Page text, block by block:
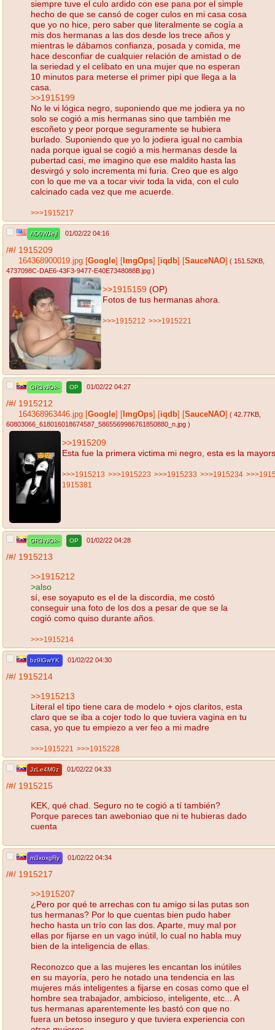
siempre tuve el culo ardido con ese pana por el simple
hecho de que se cansó de coger culos en mi casa cosa
que yo no hice, pero saber que literalmente se cogía a
mis dos hermanas a las dos desde los trece años y
mientras le dábamos confianza, posada y comida, me
hace desconfiar de cualquier relación de amistad o de
la seriedad y el celibato en una mujer que no esperan
10 minutos para meterse el primer pipí que llega a la
casa.
>>1915199
No le vi lógica negro, suponiendo que me jodiera ya no
solo se cogió a mis hermanas sino que también me
escoñeto y peor porque seguramente se hubiera
burlado. Suponiendo que yo lo jodiera igual no cambia
nada porque igual se cogió a mis hermanas desde la
pubertad casi, me imagino que ese maldito hasta las
desvirgó y solo incrementa mi furia. Creo que es algo
con lo que me va a tocar vivir toda la vida, con el culo
calcinado cada vez que me acuerde.
>>>1915217
AD0WJejl 01/02/22 04:16
/#/ 1915209
164368900019.jpg Google ImgOps iqdb SauceNAO ( 151.52KB
4737098C-DAE6-43F3-9477-E40E7348088B.jpg )
>>1915159 (OP)
Fotos de tus hermanas ahora.
>>>1915212 >>>1915221
GR3vJOk- OP 01/02/22 04:27
/#/ 1915212
164368963446.jpg Google ImgOps iqdb SauceNAO ( 42.77KB
60803066_618016018674587_5865569986761850880_n.jpg )
>>1915209
Esta fue la primera victima mi negro, esta es la
>>>1915213 >>>1915223 >>>1915233 >>>1915234
1915381
GR3vJOk- OP 01/02/22 04:28
/#/ 1915213
>>1915212
>also
sí, ese soyaputo es el de la discordia, me costó
conseguir una foto de los dos a pesar de que se la
cogió como quiso durante años.
>>>1915214
bz9lGwYK 01/02/22 04:30
/#/ 1915214
>>1915213
Literal el tipo tiene cara de modelo + ojos claritos, esta
claro que se iba a cojer todo lo que tuviera vagina en tu
casa, yo que tu empiezo a ver feo a mi madre
>>>1915221 >>>1915228
JzLe4M0z 01/02/22 04:33
/#/ 1915215
KEK, qué chad. Seguro no te cogió a tí también?
Porque pareces tan aweboniao que ni te hubieras dado
cuenta
m3xoxgRy 01/02/22 04:34
/#/ 1915217
>>1915207
¿Pero por qué te arrechas con tu amigo si las putas son
tus hermanas? Por lo que cuentas bien pudo haber
hecho hasta un trío con las dos. Aparte, muy mal por
ellas por fijarse en un vago inútil, lo cual no habla muy
bien de la inteligencia de ellas.
Reconozco que a las mujeres les encantan los inútiles
en su mayoría, pero he notado una tendencia en las
mujeres más inteligentes a fijarse en cosas como que el
hombre sea trabajador, ambicioso, inteligente, etc... A
tus hermanas aparentemente les bastó con que no
fuera un betoso inseguro y que tuviera experiencia con